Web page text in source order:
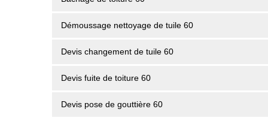
Démoussage nettoyage de tuile 60
Devis changement de tuile 60
Devis fuite de toiture 60
Devis pose de gouttière 60